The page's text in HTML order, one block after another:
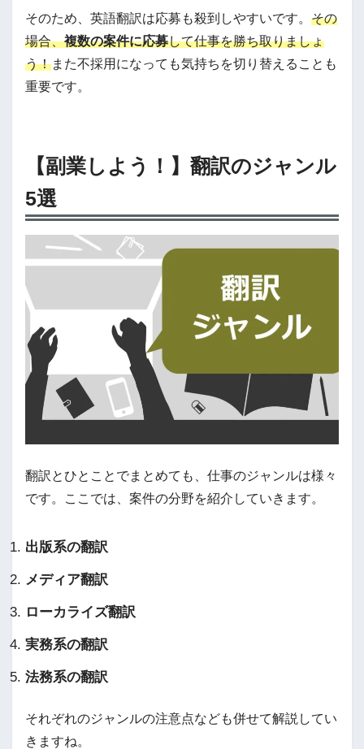
そのため、英語翻訳は応募も殺到しやすいです。 その
場合、複数の案件に応募して仕事を勝ち取りましょ
う！また不採用になっても気持ちを切り替えることも
重要です。
【副業しよう！】翻訳のジャンル
5選
翻訳とひとことでまとめても、仕事のジャンルは様々
です。ここでは、案件の分野を紹介していきます。
出版系の翻訳
メディア翻訳
ローカライズ翻訳
実務系の翻訳
法務系の翻訳
それぞれのジャンルの注意点なども併せて解説してい
きますね。